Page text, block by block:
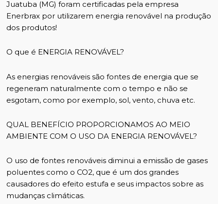
Juatuba (MG) foram certificadas pela empresa
Enerbrax por utilizarem energia renovável na produção
dos produtos!
O que é ENERGIA RENOVÁVEL?
As energias renováveis são fontes de energia que se
regeneram naturalmente com o tempo e não se
esgotam, como por exemplo, sol, vento, chuva etc.
QUAL BENEFÍCIO PROPORCIONAMOS AO MEIO
AMBIENTE COM O USO DA ENERGIA RENOVÁVEL?
O uso de fontes renováveis diminui a emissão de gases
poluentes como o CO2, que é um dos grandes
causadores do efeito estufa e seus impactos sobre as
mudanças climáticas.